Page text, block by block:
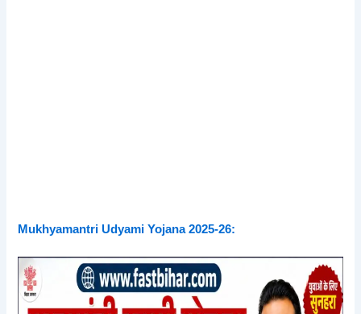
Mukhyamantri Udyami Yojana 2025-26: